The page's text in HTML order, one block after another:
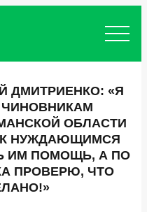
ДМИТРИЕНКО: «Я
ОБЛАСТИ
К НУЖДАЮЩИМСЯ
ИМ ПОМОЩЬ, А ПО
ПРОВЕРЮ, ЧТО